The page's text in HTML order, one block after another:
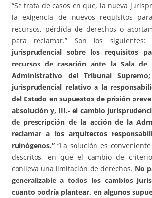
“Se trata de casos en que, la nueva
la exigencia de nuevos requisitos
recursos, pérdida de derechos o
para reclamar.” Son los siguientes:
jurisprudencial sobre los requisitos
recursos de casación ante la Sala de
Administrativo del Tribunal
jurisprudencial relativo a la
del Estado en supuestos de prisión
absolución y, III.- el cambio
de prescripción de la acción de la
reclamar a los arquitectos
ruinógenos.” “La solución es
descritos, en que el cambio de
conlleva una limitación de derechos. No
generalizable a todos los cambios
cuanto podría plantear, en algunos